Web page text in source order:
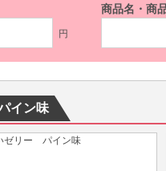
円
商品名・商
イン味